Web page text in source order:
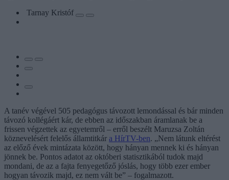
Tarnay Kristóf
A tanév végével 505 pedagógus távozott lemondással és bár minden
távozó kollégáért kár, de ebben az időszakban áramlanak be a
frissen végzettek az egyetemről – erről beszélt Maruzsa Zoltán
köznevelésért felelős államtitkár a HírTV-ben. „Nem látunk eltérést
az előző évek mintázata között, hogy hányan mennek ki és hányan
jönnek be. Pontos adatot az októberi statisztikából tudok majd
mondani, de az a fajta fenyegetőző jóslás, hogy több ezer ember
hogyan távozik majd, ez nem vált be” – fogalmazott.